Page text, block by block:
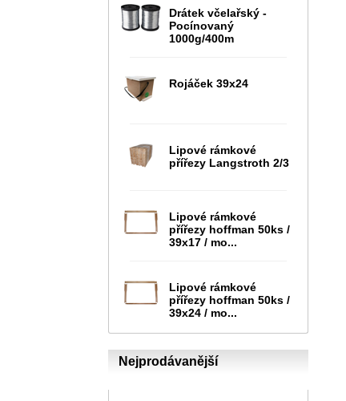
Drátek včelařský -
Pocínovaný
1000g/400m
Rojáček 39x24
Lipové rámkové
přířezy Langstroth 2/3
Lipové rámkové
přířezy hoffman 50ks /
39x17 / mo...
Lipové rámkové
přířezy hoffman 50ks /
39x24 / mo...
Nejprodávanější